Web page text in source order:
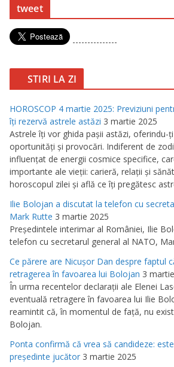
tweet
---------------
STIRI LA ZI
HOROSCOP 4 martie 2025: Previziuni
îţi rezervă astrele astăzi 3 martie 2025
Astrele îţi vor ghida paşii astăzi, oferindu-
oportunităţi şi provocări. Indiferent de
influenţat de energii cosmice specifice,
importante ale vieţii: carieră, relaţii şi
horoscopul zilei şi află ce îţi pregătesc
Ilie Bolojan a discutat la telefon cu
Mark Rutte 3 martie 2025
Preşedintele interimar al României, Ilie
telefon cu secretarul general al NATO,
Ce părere are Nicuşor Dan despre faptul
retragerea în favoarea lui Bolojan 3
În urma recentelor declaraţii ale Elenei
eventuală retragere în favoarea lui Ilie
reamintit că, în momentul de faţă, nu
Bolojan.
Ponta confirmă că vrea să candideze:
preşedinte jucător 3 martie 2025